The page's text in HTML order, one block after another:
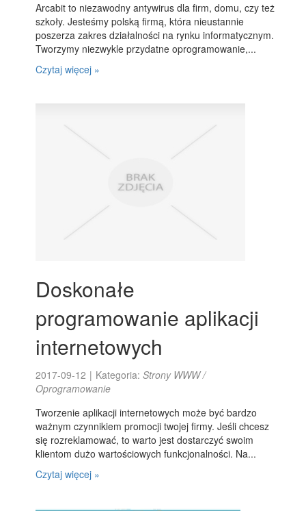
Arcabit to niezawodny antywirus dla firm, domu, czy też
szkoły. Jesteśmy polską firmą, która nieustannie
poszerza zakres działalności na rynku informatycznym.
Tworzymy niezwykle przydatne oprogramowanie,...
Czytaj więcej »
Doskonałe
programowanie aplikacji
internetowych
2017-09-12 | Kategoria:Strony WWW /
Oprogramowanie
Tworzenie aplikacji internetowych może być bardzo
ważnym czynnikiem promocji twojej firmy. Jeśli chcesz
się rozreklamować, to warto jest dostarczyć swoim
klientom dużo wartościowych funkcjonalności. Na...
Czytaj więcej »